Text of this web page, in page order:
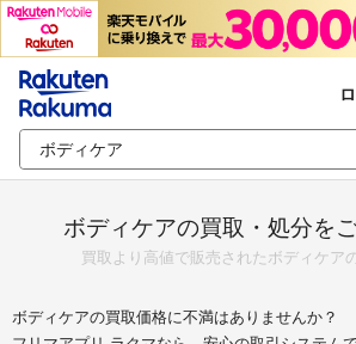
ボディケアの買取・処分を
買取より高値で販売されたボディケア
ボディケアの買取価格に不満はありませんか？